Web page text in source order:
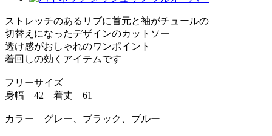
ストレッチのあるリブに首元と袖がチュールの
切替えになったデザインのカットソー
透け感がおしゃれのワンポイント
着回しの効くアイテムです
フリーサイズ
身幅 42 着丈 61
カラー グレー、ブラック、ブルー